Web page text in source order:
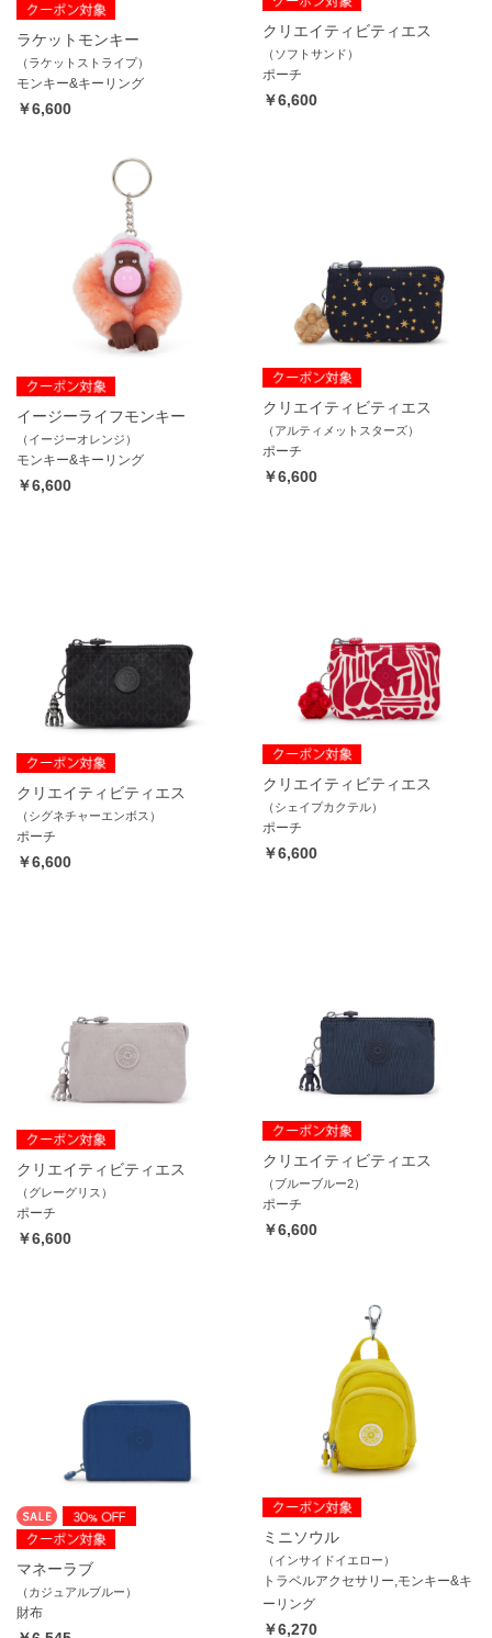
ラケットモンキー
（ラケットストライプ）
モンキー&キーリング
￥6,600
クリエイティビティエス
（ソフトサンド）
ポーチ
￥6,600
イージーライフモンキー
（イージーオレンジ）
モンキー&キーリング
￥6,600
クリエイティビティエス
（アルティメットスターズ）
ポーチ
￥6,600
クリエイティビティエス
（シグネチャーエンボス）
ポーチ
￥6,600
クリエイティビティエス
（シェイプカクテル）
ポーチ
￥6,600
クリエイティビティエス
（グレーグリス）
ポーチ
￥6,600
クリエイティビティエス
（ブルーブルー2）
ポーチ
￥6,600
マネーラブ
（カジュアルブルー）
財布
ミニソウル
（インサイドイエロー）
トラベルアクセサリー,モンキー&キ
ーリング
￥6,270